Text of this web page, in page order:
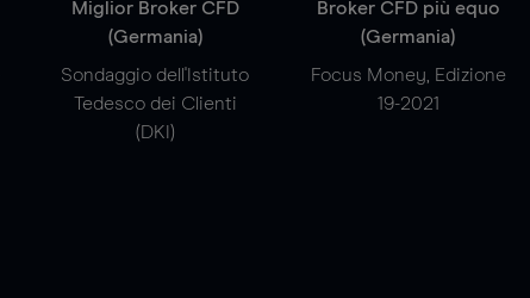
Miglior Broker CFD
(Germania)
Sondaggio dell'Istituto
Tedesco dei Clienti
(DKI)
Broker CFD più equo
(Germania)
Focus Money, Edizione
19-2021